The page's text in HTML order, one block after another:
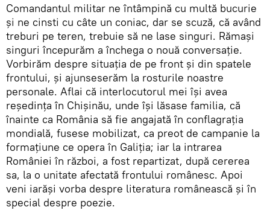
Comandantul militar ne întâmpină cu multă bucurie
şi ne cinsti cu câte un coniac, dar se scuză, că având
treburi pe teren, trebuie să ne lase singuri. Rămaşi
singuri începurăm a închega o nouă conversaţie.
Vorbirăm despre situaţia de pe front şi din spatele
frontului, şi ajunseserăm la rosturile noastre
personale. Aflai că interlocutorul mei îşi avea
reşedința în Chişinău, unde îşi lăsase familia, că
înainte ca România să fie angajată în conflagrația
mondială, fusese mobilizat, ca preot de campanie la
formațiune ce opera în Galiția; iar la intrarea
României în război, a fost repartizat, după cererea
sa, la o unitate afectată frontului românesc. Apoi
veni iarăşi vorba despre literatura românească şi în
special despre poezie.